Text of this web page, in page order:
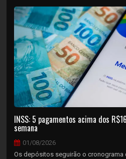
INSS: 5 pagamentos acima dos
semana
01/08/2026
Os depósitos seguirão o